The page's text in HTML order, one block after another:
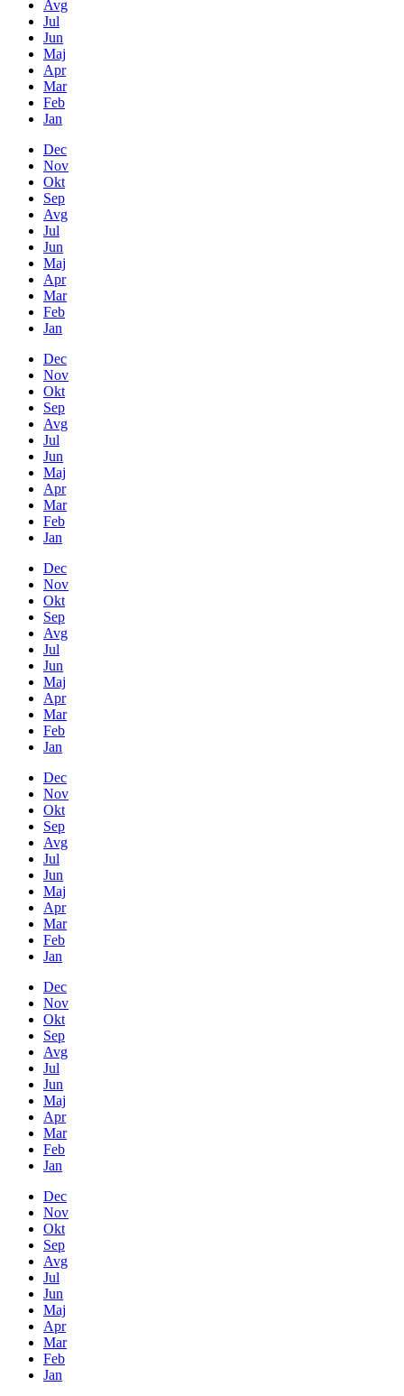
Avg
Jul
Jun
Maj
Apr
Mar
Feb
Jan
Dec
Nov
Okt
Sep
Avg
Jul
Jun
Maj
Apr
Mar
Feb
Jan
Dec
Nov
Okt
Sep
Avg
Jul
Jun
Maj
Apr
Mar
Feb
Jan
Dec
Nov
Okt
Sep
Avg
Jul
Jun
Maj
Apr
Mar
Feb
Jan
Dec
Nov
Okt
Sep
Avg
Jul
Jun
Maj
Apr
Mar
Feb
Jan
Dec
Nov
Okt
Sep
Avg
Jul
Jun
Maj
Apr
Mar
Feb
Jan
Dec
Nov
Okt
Sep
Avg
Jul
Jun
Maj
Apr
Mar
Feb
Jan